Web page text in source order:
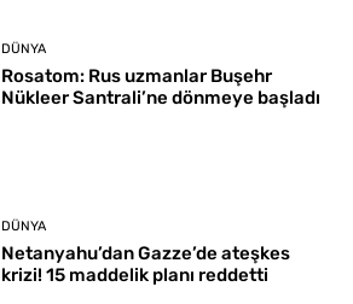
DÜNYA
Rosatom: Rus uzmanlar Buşehr
Nükleer Santrali’ne dönmeye başladı
DÜNYA
Netanyahu’dan Gazze’de ateşkes
krizi! 15 maddelik planı reddetti